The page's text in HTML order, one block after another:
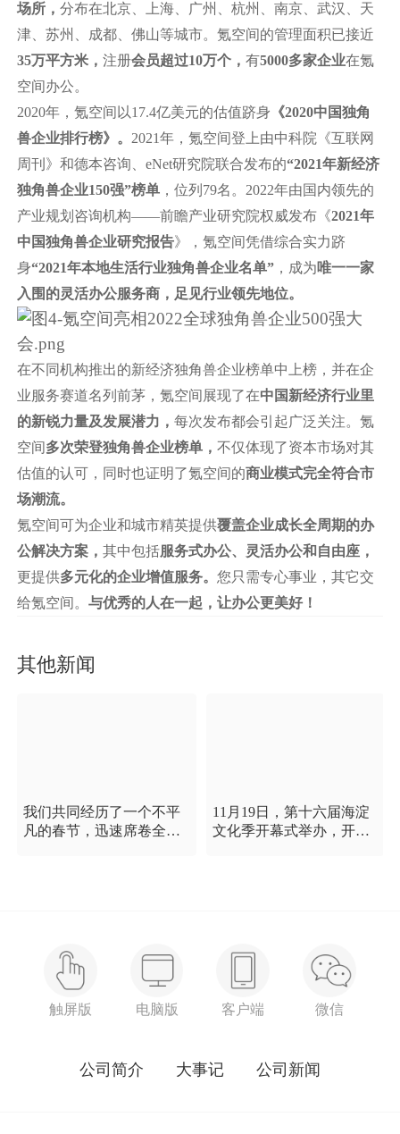
场所，分布在北京、上海、广州、杭州、南京、武汉、天
津、苏州、成都、佛山等城市。氪空间的管理面积已接近
35万平方米，注册会员超过10万个，有5000多家企业在氪
空间办公。
2020年，氪空间以17.4亿美元的估值跻身 《2020中国独角
兽企业排行榜》。 2021年，氪空间登上由中科院《互联网
周刊》和德本咨询、eNet研究院联合发布的“2021年新经济
独角兽企业150强”榜单 ，位列79名。2022年由国内领先的
产业规划咨询机构——前瞻产业研究院权威发布《2021年
中国独角兽企业研究报告》，氪空间凭借综合实力跻
身“2021年本地生活行业独角兽企业名单” ，成为唯一一家
入围的灵活办公服务商，足见行业领先地位。
在不同机构推出的新经济独角兽企业榜单中上榜，并在企
业服务赛道名列前茅，氪空间展现了在中国新经济行业里
的新锐力量及发展潜力，每次发布都会引起广泛关注。氪
空间多次荣登独角兽企业榜单，不仅体现了资本市场对其
估值的认可，同时也证明了氪空间的商业模式完全符合市
场潮流。
氪空间可为企业和城市精英提供覆盖企业成长全周期的办
公解决方案，其中包括服务式办公、灵活办公和自由座，
更提供多元化的企业增值服务。您只需专心事业，其它交
给氪空间。与优秀的人在一起，让办公更美好！
其他新闻
我们共同经历了一个不平
凡的春节，迅速席卷全国
11月19日，第十六届海淀
文化季开幕式举办，开幕
结、特别讲奉献的一流精
神风貌，以及催人泪下的
感人事迹。
触屏版 电脑版 客户端 微信
公司简介 大事记 公司新闻